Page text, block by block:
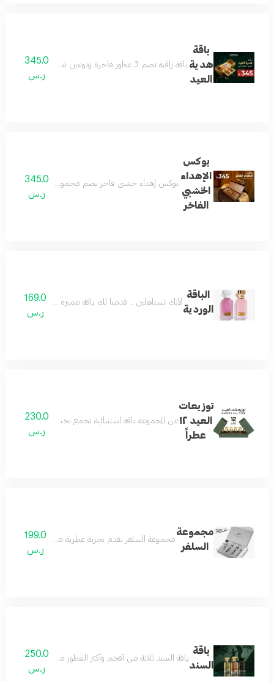
باقة
هدية
العيد
باقة راقية تضم 3 عطور فاخرة ونوعين من العود بروائح جذابة ومتنوعة تناسب الجنسين وجميع المناسبات داخل بوكس فاخر وأنيق للإهداء تعكس الذوق الرفيع والفخامة يتم اختيار العطور والعود من الأنواع المتوفرة في المتجر وقد تختلف حسب المخزون
345.0
ر.س
بوكس
الإهداء
الخشبي
الفاخر
بوكس إهداء خشبي فاخر يضم مجموعة عطور جميلة
345.0
ر.س
الباقة
الوردية
لأنك تستاهلين .. قدمنا لك باقة مميزة وفريدة
169.0
ر.س
توزيعات
العيد ١٢
عطراً
عن المجموعة باقة استثنائية تجمع نخبة العطر والأكثر تميزًا في تاريخ رسيس، 12
230.0
ر.س
مجموعة
السلفر
مجموعة السلفر تقدم تجربة عطرية متكاملة تجمع بين
199.0
ر.س
باقة
السند
باقة السند ثلاثة من أفخم وأكثر العطور مبيعاً، جُمعت
250.0
ر.س